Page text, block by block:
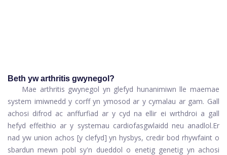
Beth yw arthritis gwynegol?
Mae arthritis gwynegol yn glefyd hunanimiwn lle maemae
system imiwnedd y corff yn ymosod ar y cymalau ar gam. Gall
achosi difrod ac anffurfiad ar y cyd na ellir ei wrthdroi a gall
hefyd effeithio ar y systemau cardiofasgwlaidd neu anadlol.Er
nad yw union achos [y clefyd] yn hysbys, credir bod rhywfaint o
sbardun mewn pobl sy'n dueddol o enetig genetig yn achosi